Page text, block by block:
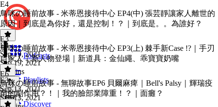
Podcasts
Playlists
Discover
E4
鳥咪の睡前故事 - 米蒂恩接待中心 EP4(中) 張芸靜讓家人離世的
原因｜到底是為你好，還是控制！？｜到底是。。為誰好？
E4·
Sep 19, 2021
Sep 19, 2021
17 mins
E3
鳥咪の睡前故事 - 米蒂恩接待中心 EP3(上) 棘手新Case !?｜手刃
自家人｜新人物登場｜新道具：金仙繩、乖寶寶奶嘴
E3·
Sep 13, 2021
Sep 13, 2021
E6
鳥咪の睡前故事 - 無聊故事EP6 貝爾麻痺｜Bell's Palsy｜輝瑞疫
苗的副作用？！｜我的臉部業障重！？｜面癱？